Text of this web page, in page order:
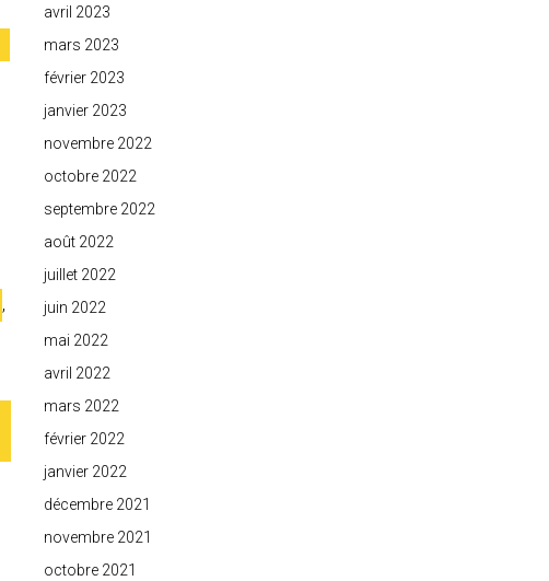
,
avril 2023
mars 2023
février 2023
janvier 2023
novembre 2022
octobre 2022
septembre 2022
août 2022
juillet 2022
juin 2022
mai 2022
avril 2022
mars 2022
février 2022
janvier 2022
décembre 2021
novembre 2021
octobre 2021